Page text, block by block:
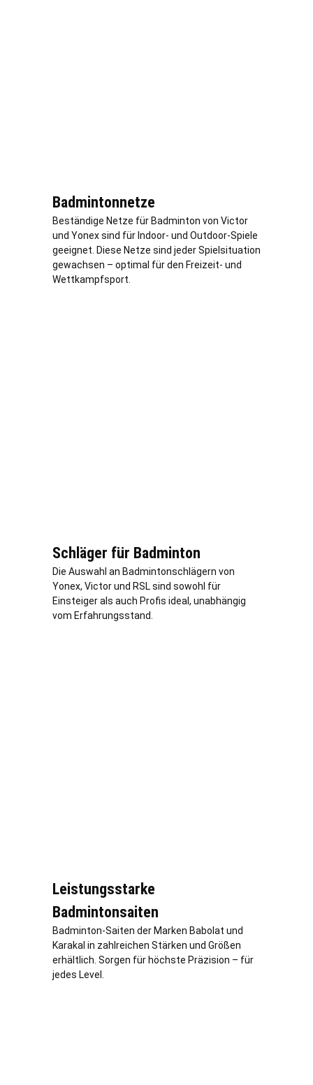
Badmintonnetze
Beständige Netze für Badminton von Victor
und Yonex sind für Indoor- und Outdoor-Spiele
geeignet. Diese Netze sind jeder Spielsituation
gewachsen – optimal für den Freizeit- und
Wettkampfsport.
Schläger für Badminton
Die Auswahl an Badmintonschlägern von
Yonex, Victor und RSL sind sowohl für
Einsteiger als auch Profis ideal, unabhängig
vom Erfahrungsstand.
Leistungsstarke
Badmintonsaiten
Badminton-Saiten der Marken Babolat und
Karakal in zahlreichen Stärken und Größen
erhältlich. Sorgen für höchste Präzision – für
jedes Level.